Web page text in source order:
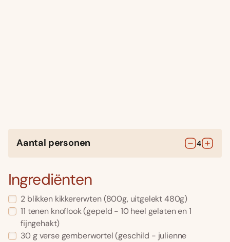
Aantal personen 4
Ingrediënten
2 blikken kikkererwten(800g, uitgelekt 480g)
11 tenen knoflook(gepeld - 10 heel gelaten en 1
fijngehakt)
30 g verse gemberwortel(geschild - julienne